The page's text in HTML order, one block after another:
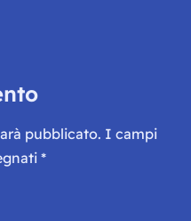
pubblicato. I campi
*